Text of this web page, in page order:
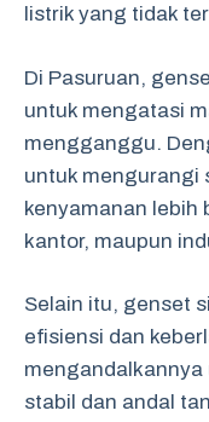
listrik yang tidak
Di Pasuruan,
untuk mengatasi
mengganggu.
untuk mengurangi
kenyamanan lebih
kantor, maupun
Selain itu, genset
efisiensi dan
mengandalkannya
stabil dan andal